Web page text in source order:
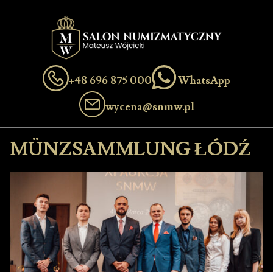
+48 696 875 000
WhatsApp
wycena@snmw.pl
MÜNZSAMMLUNG ŁÓDŹ